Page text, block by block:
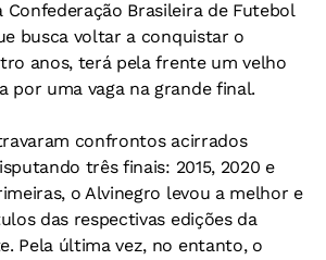
Brasileira de Futebol
busca voltar a conquistar o
anos, terá pela frente um velho
por uma vaga na grande final.
confrontos acirrados
três finais: 2015, 2020 e
o Alvinegro levou a melhor e
das respectivas edições da
Pela última vez, no entanto, o